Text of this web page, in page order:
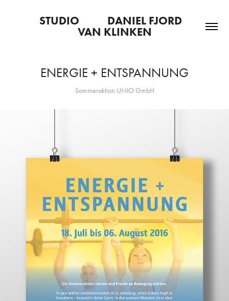
STUDIO           DANIEL FJORD
VAN KLINKEN
ENERGIE + ENTSPANNUNG
Sommeraktion UNIO GmbH